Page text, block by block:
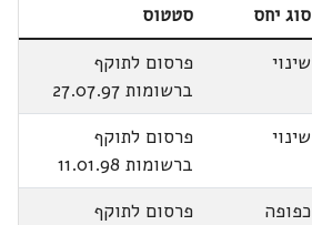
סוג יחס
סטטוס
שינוי
פרסום לתוקף
ברשומות 27.07.97
שינוי
פרסום לתוקף
ברשומות 11.01.98
כפופה
פרסום לתוקף